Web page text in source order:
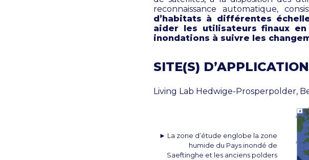
reconnaissance automatique,
d’habitats à différentes
aider les utilisateurs finaux
inondations à suivre les
SITE(S) D’APPLICATION
Living Lab Hedwige-Prosperpolder,
► La zone d’étude englobe la zone
humide du Pays inondé de
Saeftinghe et les anciens polders